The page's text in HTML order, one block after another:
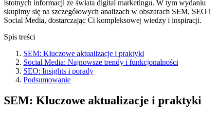
istotnych informacji ze świata digital marketingu. W tym wydaniu
skupimy się na szczegółowych analizach w obszarach SEM, SEO i
Social Media, dostarczając Ci kompleksowej wiedzy i inspiracji.
Spis treści
SEM: Kluczowe aktualizacje i praktyki
Social Media: Najnowsze trendy i funkcjonalności
SEO: Insights i porady
Podsumowanie
SEM: Kluczowe aktualizacje i praktyki